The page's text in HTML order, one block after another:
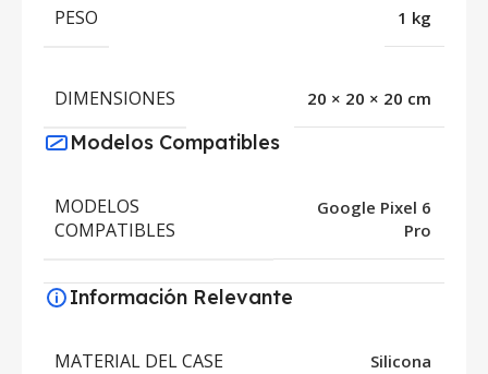
PESO 1 kg
DIMENSIONES 20 × 20 × 20 cm
Modelos Compatibles
MODELOS
COMPATIBLES
Google Pixel 6
Pro
Información Relevante
MATERIAL DEL CASE Silicona